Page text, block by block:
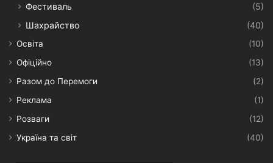
Фестиваль
(5)
Шахрайство
(40)
Освіта
(10)
Офіційно
(13)
Разом до Перемоги
(2)
Реклама
(1)
Розваги
(12)
Україна та світ
(40)